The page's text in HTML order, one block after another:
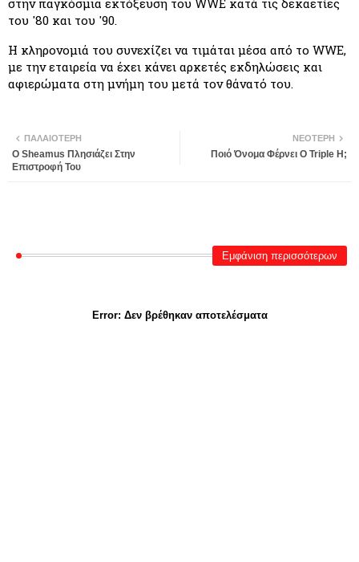
του '80 και του '90.
Η κληρονομιά του συνεχίζει να τιμάται μέσα από το WWE,
με την εταιρεία να έχει κάνει αρκετές εκδηλώσεις και
αφιερώματα στη μνήμη του μετά τον θάνατό του.
ΝΕΌΤΕΡΗ
Ποιό Όνομα Φέρνει Ο Triple H;
ΠΑΛΑΙΌΤΕΡΗ
Ο Sheamus Πλησιάζει Στην
Επιστροφή Του
Εμφάνιση περισσότερων
Error: Δεν βρέθηκαν αποτελέσματα